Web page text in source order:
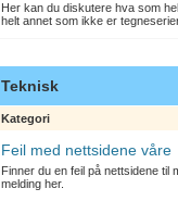
Her kan du diskutere hva som
helt annet som ikke er
Teknisk
Kategori
Feil med nettsidene våre
Finner du en feil på nettsidene til
melding her.